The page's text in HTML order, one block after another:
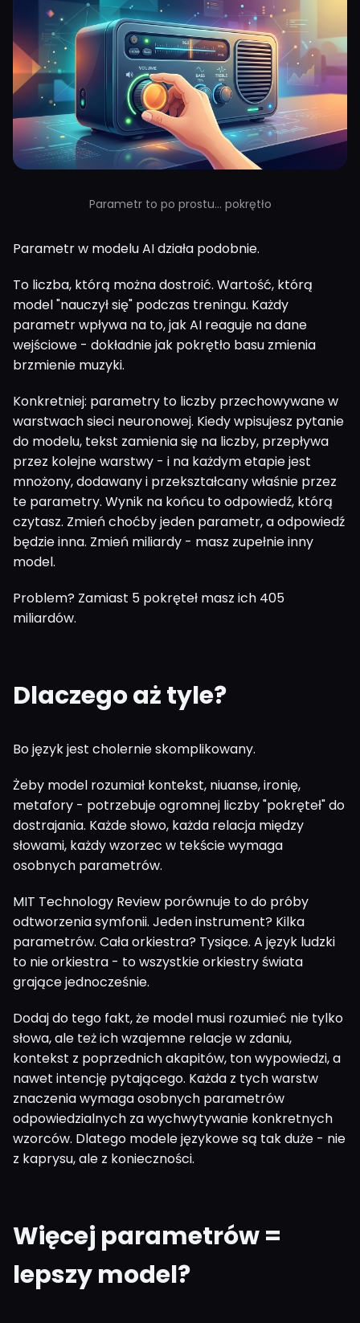
Parametr to po prostu... pokrętło
Parametr w modelu AI działa podobnie.
To liczba, którą można dostroić. Wartość, którą
model "nauczył się" podczas treningu. Każdy
parametr wpływa na to, jak AI reaguje na dane
wejściowe - dokładnie jak pokrętło basu zmienia
brzmienie muzyki.
Konkretniej: parametry to liczby przechowywane w
warstwach sieci neuronowej. Kiedy wpisujesz pytanie
do modelu, tekst zamienia się na liczby, przepływa
przez kolejne warstwy - i na każdym etapie jest
mnożony, dodawany i przekształcany właśnie przez
te parametry. Wynik na końcu to odpowiedź, którą
czytasz. Zmień choćby jeden parametr, a odpowiedź
będzie inna. Zmień miliardy - masz zupełnie inny
model.
Problem? Zamiast 5 pokręteł masz ich 405
miliardów.
Dlaczego aż tyle?
Bo język jest cholernie skomplikowany.
Żeby model rozumiał kontekst, niuanse, ironię,
metafory - potrzebuje ogromnej liczby "pokręteł" do
dostrajania. Każde słowo, każda relacja między
słowami, każdy wzorzec w tekście wymaga
osobnych parametrów.
MIT Technology Review porównuje to do próby
odtworzenia symfonii. Jeden instrument? Kilka
parametrów. Cała orkiestra? Tysiące. A język ludzki
to nie orkiestra - to wszystkie orkiestry świata
grające jednocześnie.
Dodaj do tego fakt, że model musi rozumieć nie tylko
słowa, ale też ich wzajemne relacje w zdaniu,
kontekst z poprzednich akapitów, ton wypowiedzi, a
nawet intencję pytającego. Każda z tych warstw
znaczenia wymaga osobnych parametrów
odpowiedzialnych za wychwytywanie konkretnych
wzorców. Dlatego modele językowe są tak duże - nie
z kaprysu, ale z konieczności.
Więcej parametrów =
lepszy model?